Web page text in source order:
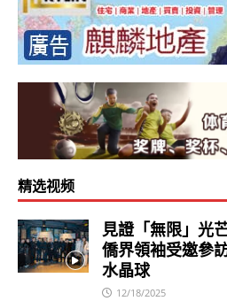
精选视频
見證「無限」光
僑界領袖受邀參
水晶球
12/18/2025